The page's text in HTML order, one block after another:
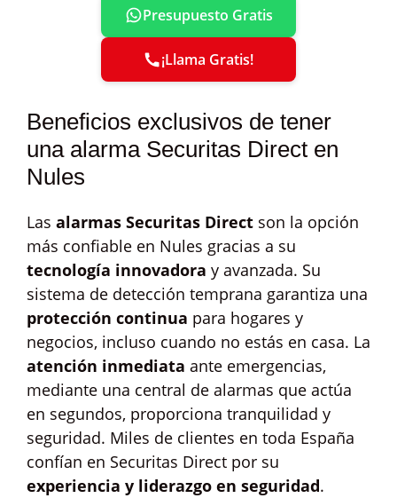
Presupuesto Gratis
¡Llama Gratis!
Beneficios exclusivos de tener
una alarma Securitas Direct en
Nules
Las alarmas Securitas Direct son la opción
más confiable en Nules gracias a su
tecnología innovadora y avanzada. Su
sistema de detección temprana garantiza una
protección continua para hogares y
negocios, incluso cuando no estás en casa. La
atención inmediata ante emergencias,
mediante una central de alarmas que actúa
en segundos, proporciona tranquilidad y
seguridad. Miles de clientes en toda España
confían en Securitas Direct por su
experiencia y liderazgo en seguridad.